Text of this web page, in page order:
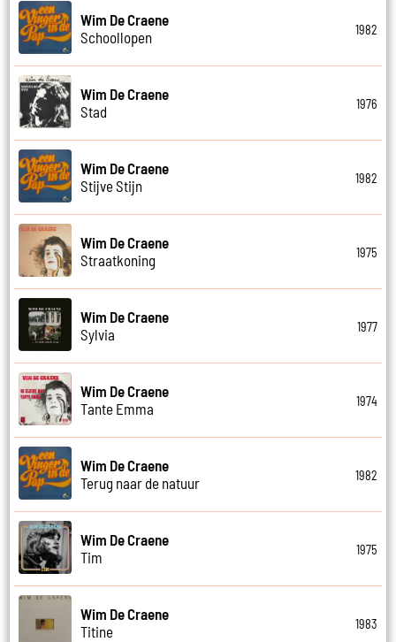
Wim De Craene
Schoollopen
1982
Wim De Craene
Stad
1976
Wim De Craene
Stijve Stijn
1982
Wim De Craene
Straatkoning
1975
Wim De Craene
Sylvia
1977
Wim De Craene
Tante Emma
1974
Wim De Craene
Terug naar de natuur
1982
Wim De Craene
Tim
1975
Wim De Craene
Titine
1983